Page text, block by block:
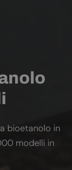
bioetanolo in
modelli in